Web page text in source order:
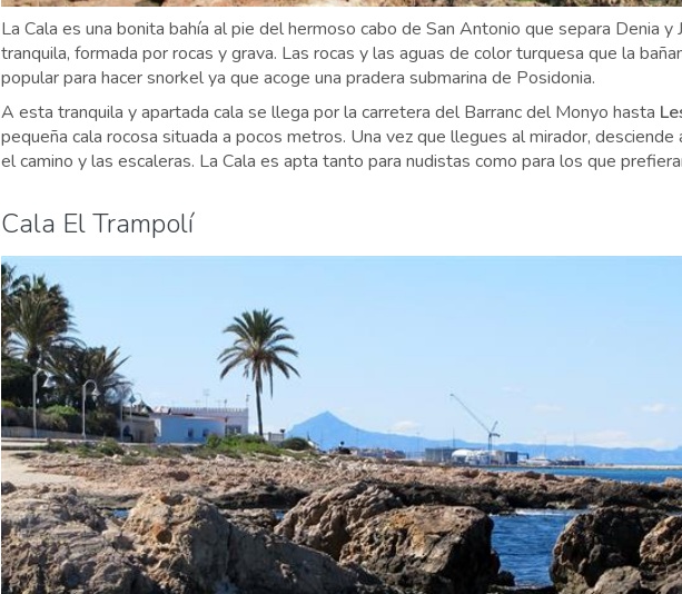
La Cala es una bonita bahía al pie del hermoso cabo de San Antonio que separa Denia y
tranquila, formada por rocas y grava. Las rocas y las aguas de color turquesa que la
popular para hacer snorkel ya que acoge una pradera submarina de Posidonia.
A esta tranquila y apartada cala se llega por la carretera del Barranc del Monyo hasta
pequeña cala rocosa situada a pocos metros. Una vez que llegues al mirador, desciende
el camino y las escaleras. La Cala es apta tanto para nudistas como para los que
Cala El Trampolí